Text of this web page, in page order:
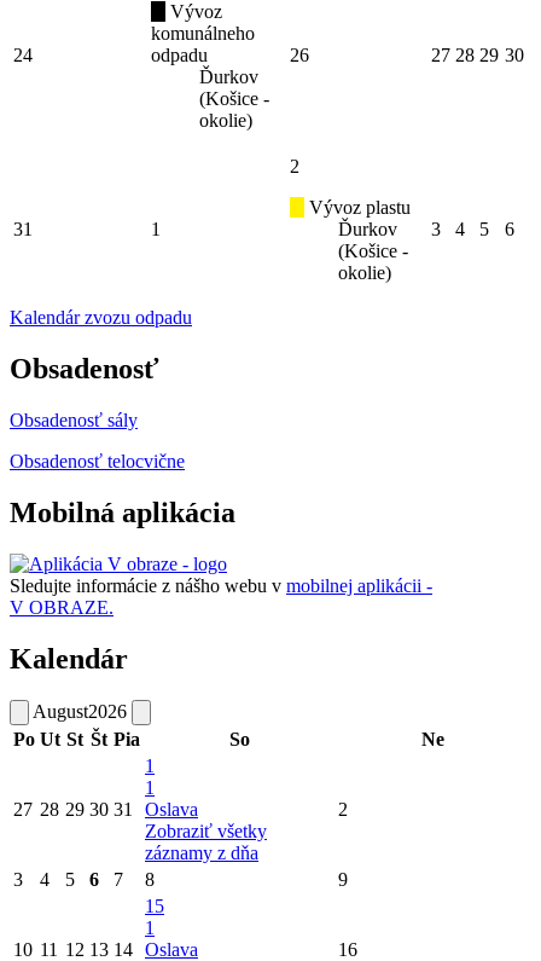
24
Vývoz
komunálneho
odpadu
Ďurkov
(Košice -
okolie)
26 27 28 29 30
31 1
2
Vývoz plastu
Ďurkov
(Košice -
okolie)
3 4 5 6
Kalendár zvozu odpadu
Obsadenosť
Obsadenosť sály
Obsadenosť telocvične
Mobilná aplikácia
Sledujte informácie z nášho webu v mobilnej aplikácii -
V OBRAZE.
Kalendár
August2026
Po Ut St Št Pia So Ne
27 28 29 30 31
1
1
Oslava
Zobraziť všetky
záznamy z dňa
2
3 4 5 6 7 8 9
10 11 12 13 14
15
1
Oslava
16